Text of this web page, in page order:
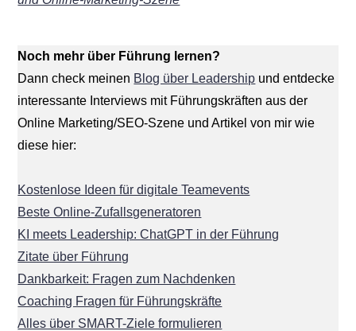
Noch mehr über Führung lernen?
Dann check meinen Blog über Leadership und entdecke
interessante Interviews mit Führungskräften aus der
Online Marketing/SEO-Szene und Artikel von mir wie
diese hier:
Kostenlose Ideen für digitale Teamevents
Beste Online-Zufallsgeneratoren
KI meets Leadership: ChatGPT in der Führung
Zitate über Führung
Dankbarkeit: Fragen zum Nachdenken
Coaching Fragen für Führungskräfte
Alles über SMART-Ziele formulieren